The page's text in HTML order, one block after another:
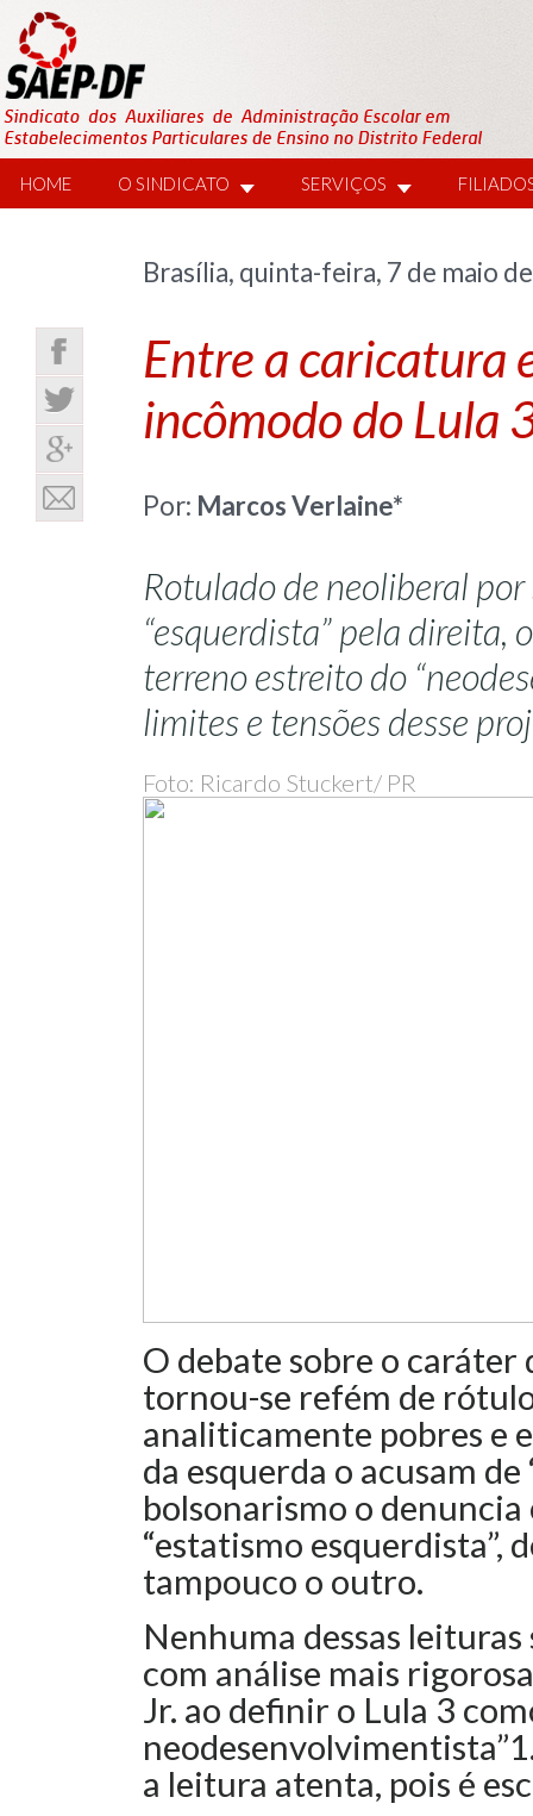
HOME O SINDICATO SERVIÇOS
Brasília, quinta-feira, 7 de maio
Entre a caricatura
incômodo do Lula
Por: Marcos Verlaine*
Rotulado de neoliberal
“esquerdista” pela direita,
terreno estreito do
limites e tensões desse
Foto: Ricardo Stuckert/ PR
O debate sobre o
tornou-se refém de
analiticamente pobres e
da esquerda o acusam
bolsonarismo o denuncia
“estatismo esquerdista”,
tampouco o outro.
Nenhuma dessas
com análise mais
Jr. ao definir o Lula 3
a leitura atenta, pois é